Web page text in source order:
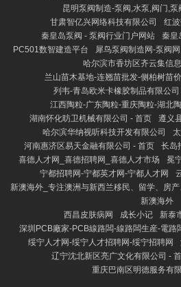
昆明泵阀制造-泵阀,水泵,阀门,
甘肃智亿兴网络科技有限公司
红
秦皇岛泵阀 - 泵阀行业门户网站
秦皇
PC501数智建造平台
犀鸟泵阀制造网-泵阀
哈尔滨市香坊区齐云集信
兰山苗木基地-连翘苗批发-侧柏树苗
列韦-青岛欧米卡橡胶制品有限公司
江西陶粒-广东陶粒-重庆陶粒-湖北
湖南怀化昉卫机械有限公司 - 首页
遵义
哈尔滨华纳视听科技开发有限公司
河南惠济区易天金融有限公司 - 首页
长岛
喜德人才网_喜德招聘网_喜德人才市场
冕
宁都招聘网-宁都英才网-宁都人才网
新澳海外_专注澳洲与新西兰移民、留学、房
新澳海外
西昌皮肤病网
成长小记
新泰
深圳PCB廠家-PCB線路闆-線路闆生産-電路
绥宁人才网-绥宁人才招聘网-绥宁招聘网
辽宁沈北新区亮广文化有限公司 -
重庆巴南区明德服务有